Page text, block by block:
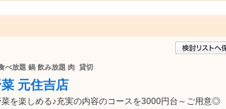
べ放題 鍋 飲み放題 肉 貸切
元住吉店
を楽しめる♪充実の内容のコースを3000円台～ご用意◎